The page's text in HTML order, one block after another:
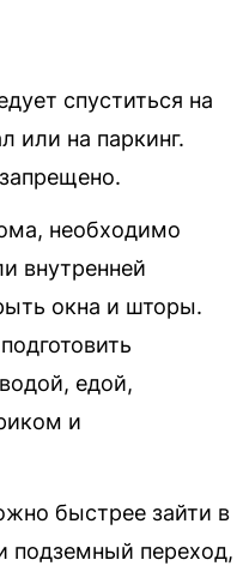
спуститься на
или на паркинг.
необходимо
внутренней
окна и шторы.
едой,
и
быстрее зайти в
подземный переход,